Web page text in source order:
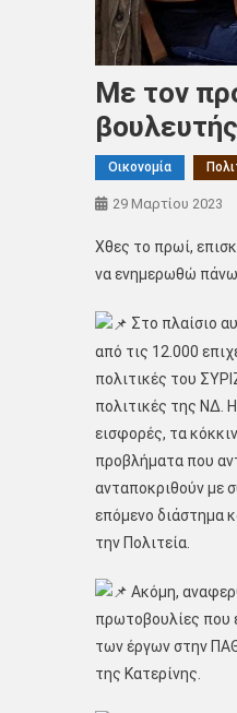
Με τον
Οικονομία
29 Μαρτίου 2023
Χθες το πρωί,
να ενημερωθώ πάνω
Στο πλαίσιο
από τις 12.000
πολιτικές του
πολιτικές της ΝΔ.
εισφορές, τα
προβλήματα που
ανταποκριθούν με
επόμενο διάστημα
την Πολιτεία.
Ακόμη,
πρωτοβουλίες που
των έργων στην
της Κατερίνης.